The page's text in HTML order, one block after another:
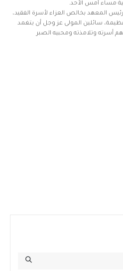
مساء أمس الأحد.
المعهد بخالص العزاء لأسرة الفقيد،
عظيمة، سائلين المولى عز وجل أن يتغمد
أسرته وتلامذته ومحبيه الصبر